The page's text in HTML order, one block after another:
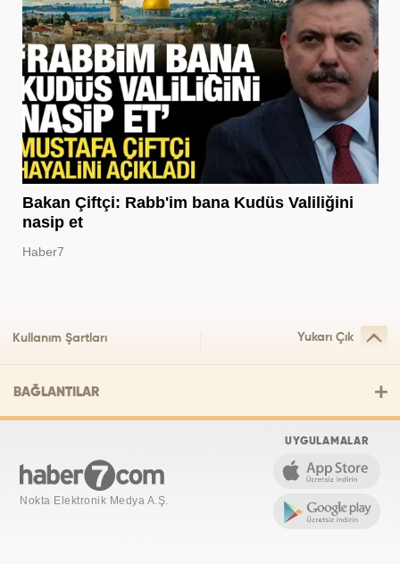
Bakan Çiftçi: Rabb'im bana Kudüs Valiliğini
nasip et
Haber7
Kullanım Şartları Yukarı Çık
BAĞLANTILAR
Nokta Elektronik Medya A.Ş.
UYGULAMALAR